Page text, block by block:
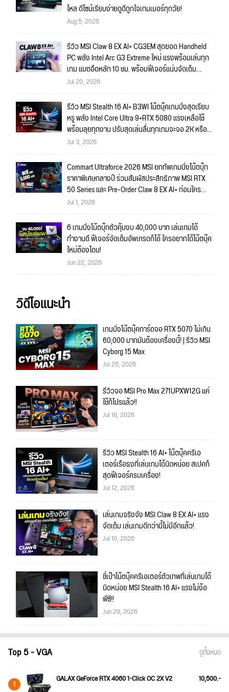
ไหล ดีไซน์เรียบง่ายดูดีถูกใจเกมเมอร์ทุกวัย!
Aug 5, 2026
รีวิว MSI Claw 8 EX AI+ CG3EM สุดยอด Handheld
PC พลัง Intel Arc G3 Extreme ใหม่ แรงพร้อมเล่นทุก
เกม แบตอึดหลัก 10 ชม. พร้อมฟีเจอร์แน่นจัดเต็ม
ถึงใจ!!
Jul 20, 2026
รีวิว MSI Stealth 16 AI+ B3WI โน้ตบุ๊คเกมมิ่งสุดเรียบ
หรู พลัง Intel Core Ultra 9+RTX 5080 แรงเหลือใช้
พร้อมลุยทุกงาน ปรับสุดเล่นลื่นทุกเกมจะจอ 2K หรือ
4K ก็สบายมาก!!
Jul 3, 2026
Commart Ultraforce 2026 MSI ยกทัพเกมมิ่งโน้ตบุ๊ก
ราคาพิเศษกลางปี ร่วมสัมผัสประสิทธิภาพ MSI RTX
50 Series และ Pre-Order Claw 8 EX AI+ ก่อนใคร
พร้อมของรางวัลเข้าร่วมกิจกรรมในงาน!
Jul 1, 2026
6 เกมมิ่งโน้ตบุ๊กตัวคุ้มงบ 40,000 บาท เล่นเกมได้
ทำงานดี ฟีเจอร์จัดเต็มอัพเกรดก็ได้ ใครอยากได้โน้ตบุ๊ค
ใหม่ต้องโดน!
Jun 22, 2026
วิดีโอแนะนำ
เกมมิ่งโน้ตบุ๊คการ์ดจอ RTX 5070 ไม่เกิน
60,000 บาทมันต้องเครื่องนี้! | รีวิว MSI
Cyborg 15 Max
Jul 25, 2026
รีวิวจอ MSI Pro Max 271UPXW12G แค่
ใช้ก็โปรแล้ว!!
Jul 18, 2026
รีวิว MSI Stealth 16 AI+ โน้ตบุ๊คครีเอ
เตอร์เรือธงที่เล่นเกมได้นิดหน่อย สเปคก็
สุดฟีเจอร์ครบเครื่อง!
Jul 12, 2026
เล่นเกมจริงจัง MSI Claw 8 EX AI+ แรง
จัดเต็ม เล่นเกมดีกว่านี้ไม่มีอีกแล้ว!
Jul 10, 2026
ชี้เป้าโน้ตบุ๊คครีเอเตอร์ตัวเทพที่เล่นเกมได้
นิดหน่อย MSI Stealth 16 AI+ แรงไม่ง้อ
พีซี!!
Jun 29, 2026
Top 5 - VGA ดูทั้งหมด
1 GALAX GeForce RTX 4060 1-Click OC 2X V2 10,500.-